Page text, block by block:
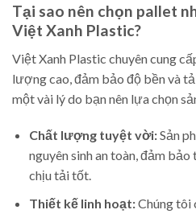
Tại sao nên chọn pallet
Việt Xanh Plastic?
Việt Xanh Plastic chuyên cung
lượng cao, đảm bảo độ bền và
một vài lý do bạn nên lựa chọn
Chất lượng tuyệt vời:Sản
nguyên sinh an toàn, đảm
chịu tải tốt.
Thiết kế linh hoạt:Chúng tôi